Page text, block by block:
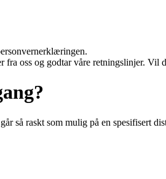
fra oss og godtar våre retningslinjer. Vil
så raskt som mulig på en spesifisert